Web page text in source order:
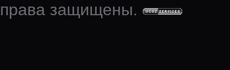
права защищены.